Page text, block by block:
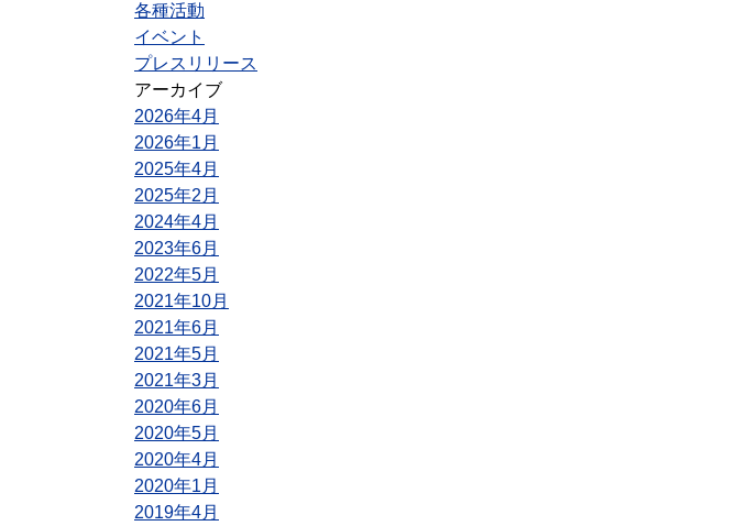
各種活動
イベント
プレスリリース
アーカイブ
2026年4月
2026年1月
2025年4月
2025年2月
2024年4月
2023年6月
2022年5月
2021年10月
2021年6月
2021年5月
2021年3月
2020年6月
2020年5月
2020年4月
2020年1月
2019年4月